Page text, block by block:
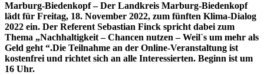
Marburg-Biedenkopf – Der Landkreis Marburg-Biedenkopf
lädt für Freitag, 18. November 2022, zum fünften Klima-Dialog
2022 ein. Der Referent Sebastian Finck spricht dabei zum
Thema „Nachhaltigkeit – Chancen nutzen – Weil`s um mehr als
Geld geht “.Die Teilnahme an der Online-Veranstaltung ist
kostenfrei und richtet sich an alle Interessierten. Beginn ist um
16 Uhr.